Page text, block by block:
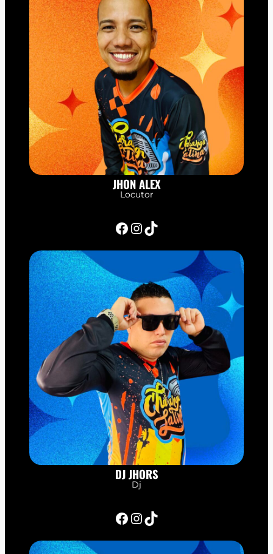
JHON ALEX
Locutor
Facebook InstagramTikTok
DJ JHORS
Dj
Facebook InstagramTikTok